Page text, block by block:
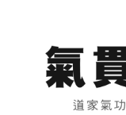
搜尋
+852 28932893